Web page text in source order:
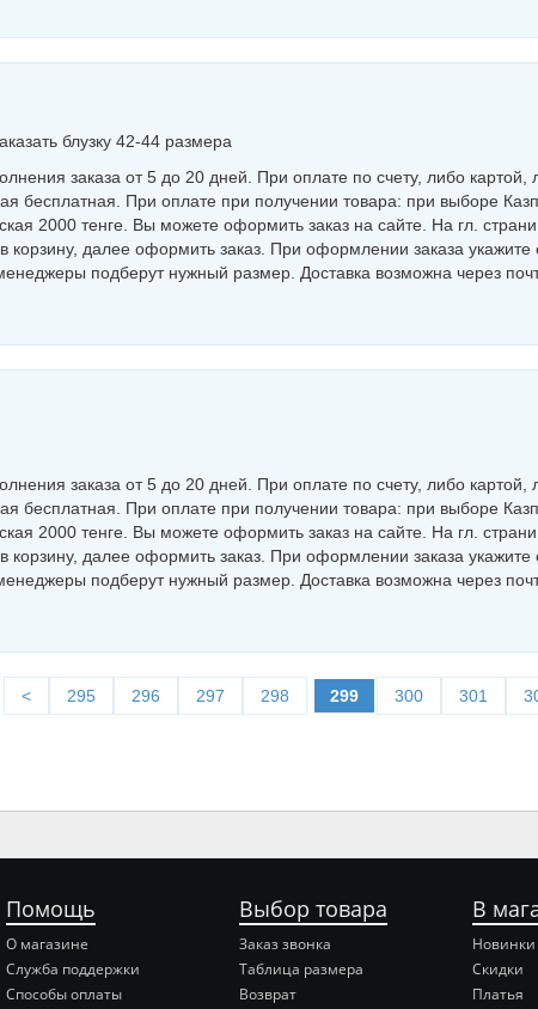
блузку 42-44 размера
заказа от 5 до 20 дней. При оплате по счету, либо картой,
бесплатная. При оплате при получении товара: при выборе
2000 тенге. Вы можете оформить заказ на сайте. На гл.
корзину, далее оформить заказ. При оформлении заказа укажите
подберут нужный размер. Доставка возможна через
заказа от 5 до 20 дней. При оплате по счету, либо картой,
бесплатная. При оплате при получении товара: при выборе
2000 тенге. Вы можете оформить заказ на сайте. На гл.
корзину, далее оформить заказ. При оформлении заказа укажите
подберут нужный размер. Доставка возможна через
< 295 296 297 298 299 300 301
Помощь
О магазине
Служба поддержки
Способы оплаты
Выбор товара
Заказ звонка
Таблица размера
Возврат
В
Новинки
Скидки
Платья